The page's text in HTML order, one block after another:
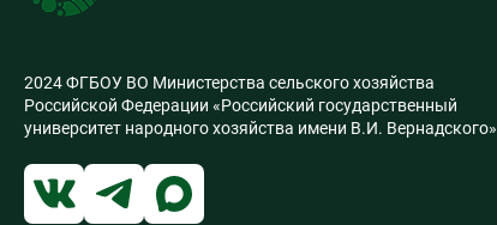
2024 ФГБОУ ВО Министерства сельского хозяйства
Российской Федерации «Российский государственный
университет народного хозяйства имени В.И. Вернадского»